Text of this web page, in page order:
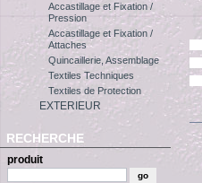
Accastillage et Fixation /
Pression
Accastillage et Fixation /
Attaches
Quincaillerie, Assemblage
Textiles Techniques
Textiles de Protection
EXTERIEUR
RECHERCHE
produit